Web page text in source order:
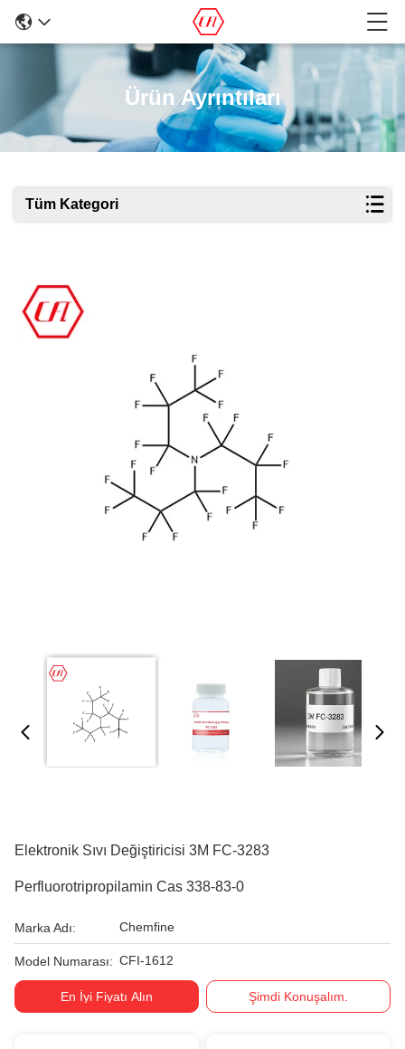
Ürün Ayrıntıları
Tüm Kategori
Elektronik Sıvı Değiştiricisi 3M FC-3283
Perfluorotripropilamin Cas 338-83-0
Marka Adı: Chemfine
Model Numarası: CFI-1612
En İyi Fiyatı Alın Şimdi Konuşalım.